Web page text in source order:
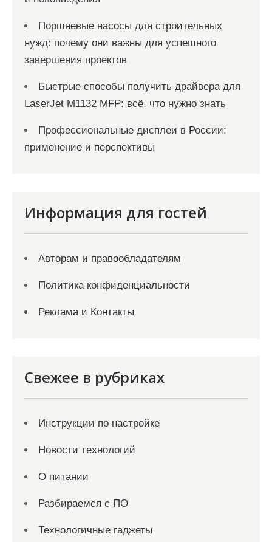
Поршневые насосы для строительных
нужд: почему они важны для успешного
завершения проектов
Быстрые способы получить драйвера для
LaserJet M1132 MFP: всё, что нужно знать
Профессиональные дисплеи в России:
применение и перспективы
Информация для гостей
Авторам и правообладателям
Политика конфиденциальности
Реклама и Контакты
Свежее в рубриках
Инструкции по настройке
Новости технологий
О питании
Разбираемся с ПО
Технологичные гаджеты